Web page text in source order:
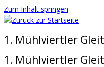
Zum Inhalt springen
1. Mühlviertler
1. Mühlviertler